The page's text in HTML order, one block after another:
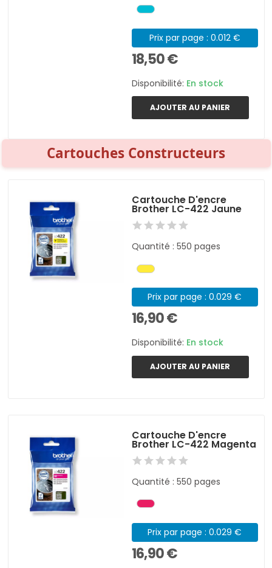
Prix par page : 0.012 €
18,50 €
Disponibilité: En stock
AJOUTER AU PANIER
Cartouches Constructeurs
Cartouche D'encre
Brother LC-422 Jaune
Quantité : 550 pages
Prix par page : 0.029 €
16,90 €
Disponibilité: En stock
AJOUTER AU PANIER
Cartouche D'encre
Brother LC-422 Magenta
Quantité : 550 pages
Prix par page : 0.029 €
16,90 €